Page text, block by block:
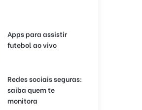
Apps para assistir
futebol ao vivo
Redes sociais seguras:
saiba quem te
monitora